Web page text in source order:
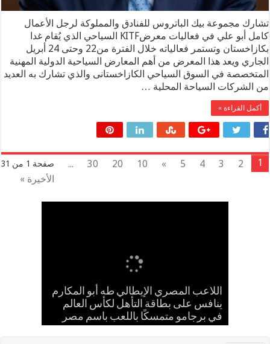
تشارك مجموعة بيك الباتروس للفنادق والمملوكة لرجل الأعمال
كامل أبو علي في فعاليات معرضKITF السياحي الذي يُقام غدا
بكازاخستان وتستمر فعالياته خلال الفترة من22 وحتى 24 أبريل
الجاري ويعد هذا المعرض من أهم المعارض السياحية الدولية المهنية
المتخصصة في السوق السياحي الكازاخستانى والذي تشارك به العديد
من الشركات السياحة المحلية …
أكمل القراءة »
صفحة 1 من 31 1
2
3
4
5
»
10
20
30
...
الأخيرة »
اللاعب المصري الإيطالي طه أبو المكارم
ينافس على بطاقة التأهل لكأس العالم
في برجامو متمسكًا باللعب باسم مصر
مدحت بركات يستقبل الشيخ كامل مطر
في لقاء ودي حاشد بمنشية القناطر
بحضور قيادات القبائل والعائلات المصرية
بالعلم المصري.. طه أبو المكارم يحسم
مواجهته الـ 66 في مسيرته بالتعادل أمام
بطل إيران
إسلام حشاد وإبراهيم حشاد يخطفان
الأنظار بتصميم عالمي ارتدته سلمى عادل
في مهرجان كان
حضانة «اقرأ النموذجية بجزيرة شطورة»
تحتفل بتخريج الدفعة الـ11 من براعم
المستقبل